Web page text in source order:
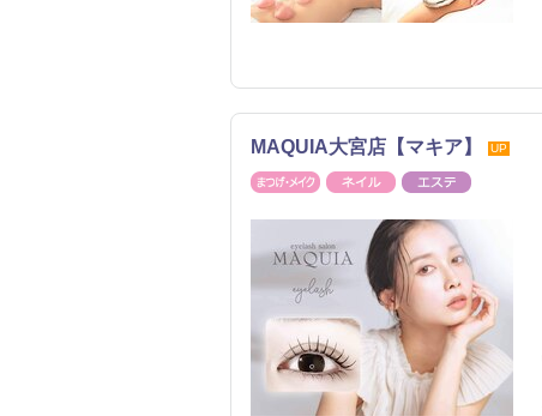
MAQUIA大宮店【マキア】 UP
まつげ・メイクネイル